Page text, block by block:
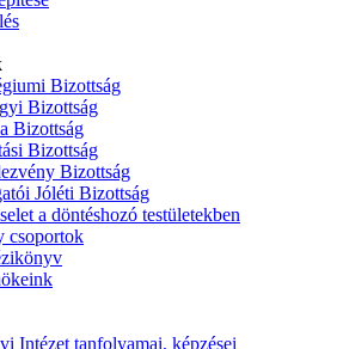
Bizottság
Bizottság
Bizottság
Bizottság
Bizottság
Jóléti Bizottság
a döntéshozó testületekben
csoportok
Intézet tanfolyamai, képzései